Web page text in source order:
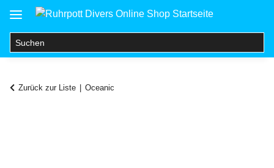
Zurück zur Liste Oceanic